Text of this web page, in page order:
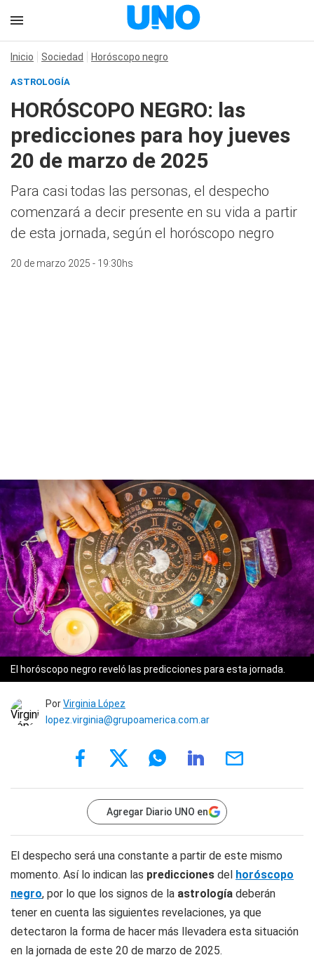
Inicio Sociedad Horóscopo negro
ASTROLOGÍA
HORÓSCOPO NEGRO: las
predicciones para hoy jueves
20 de marzo de 2025
Para casi todas las personas, el despecho
comenzará a decir presente en su vida a partir
de esta jornada, según el horóscopo negro
20 de marzo 2025 - 19:30hs
El horóscopo negro reveló las predicciones para esta jornada.
PorVirginia López
lopez.virginia@grupoamerica.com.ar
Agregar Diario UNO en
El despecho será una constante a partir de este mismo
momento. Así lo indican las predicciones del horóscopo
negro, por lo que los signos de la astrología deberán
tener en cuenta las siguientes revelaciones, ya que
detectaron la forma de hacer más llevadera esta situación
en la jornada de este 20 de marzo de 2025.